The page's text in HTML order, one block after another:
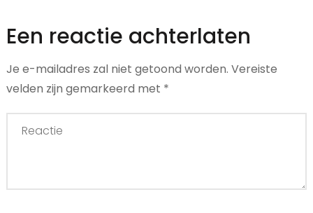
Een reactie achterlaten
Je e-mailadres zal niet getoond worden. Vereiste
velden zijn gemarkeerd met *